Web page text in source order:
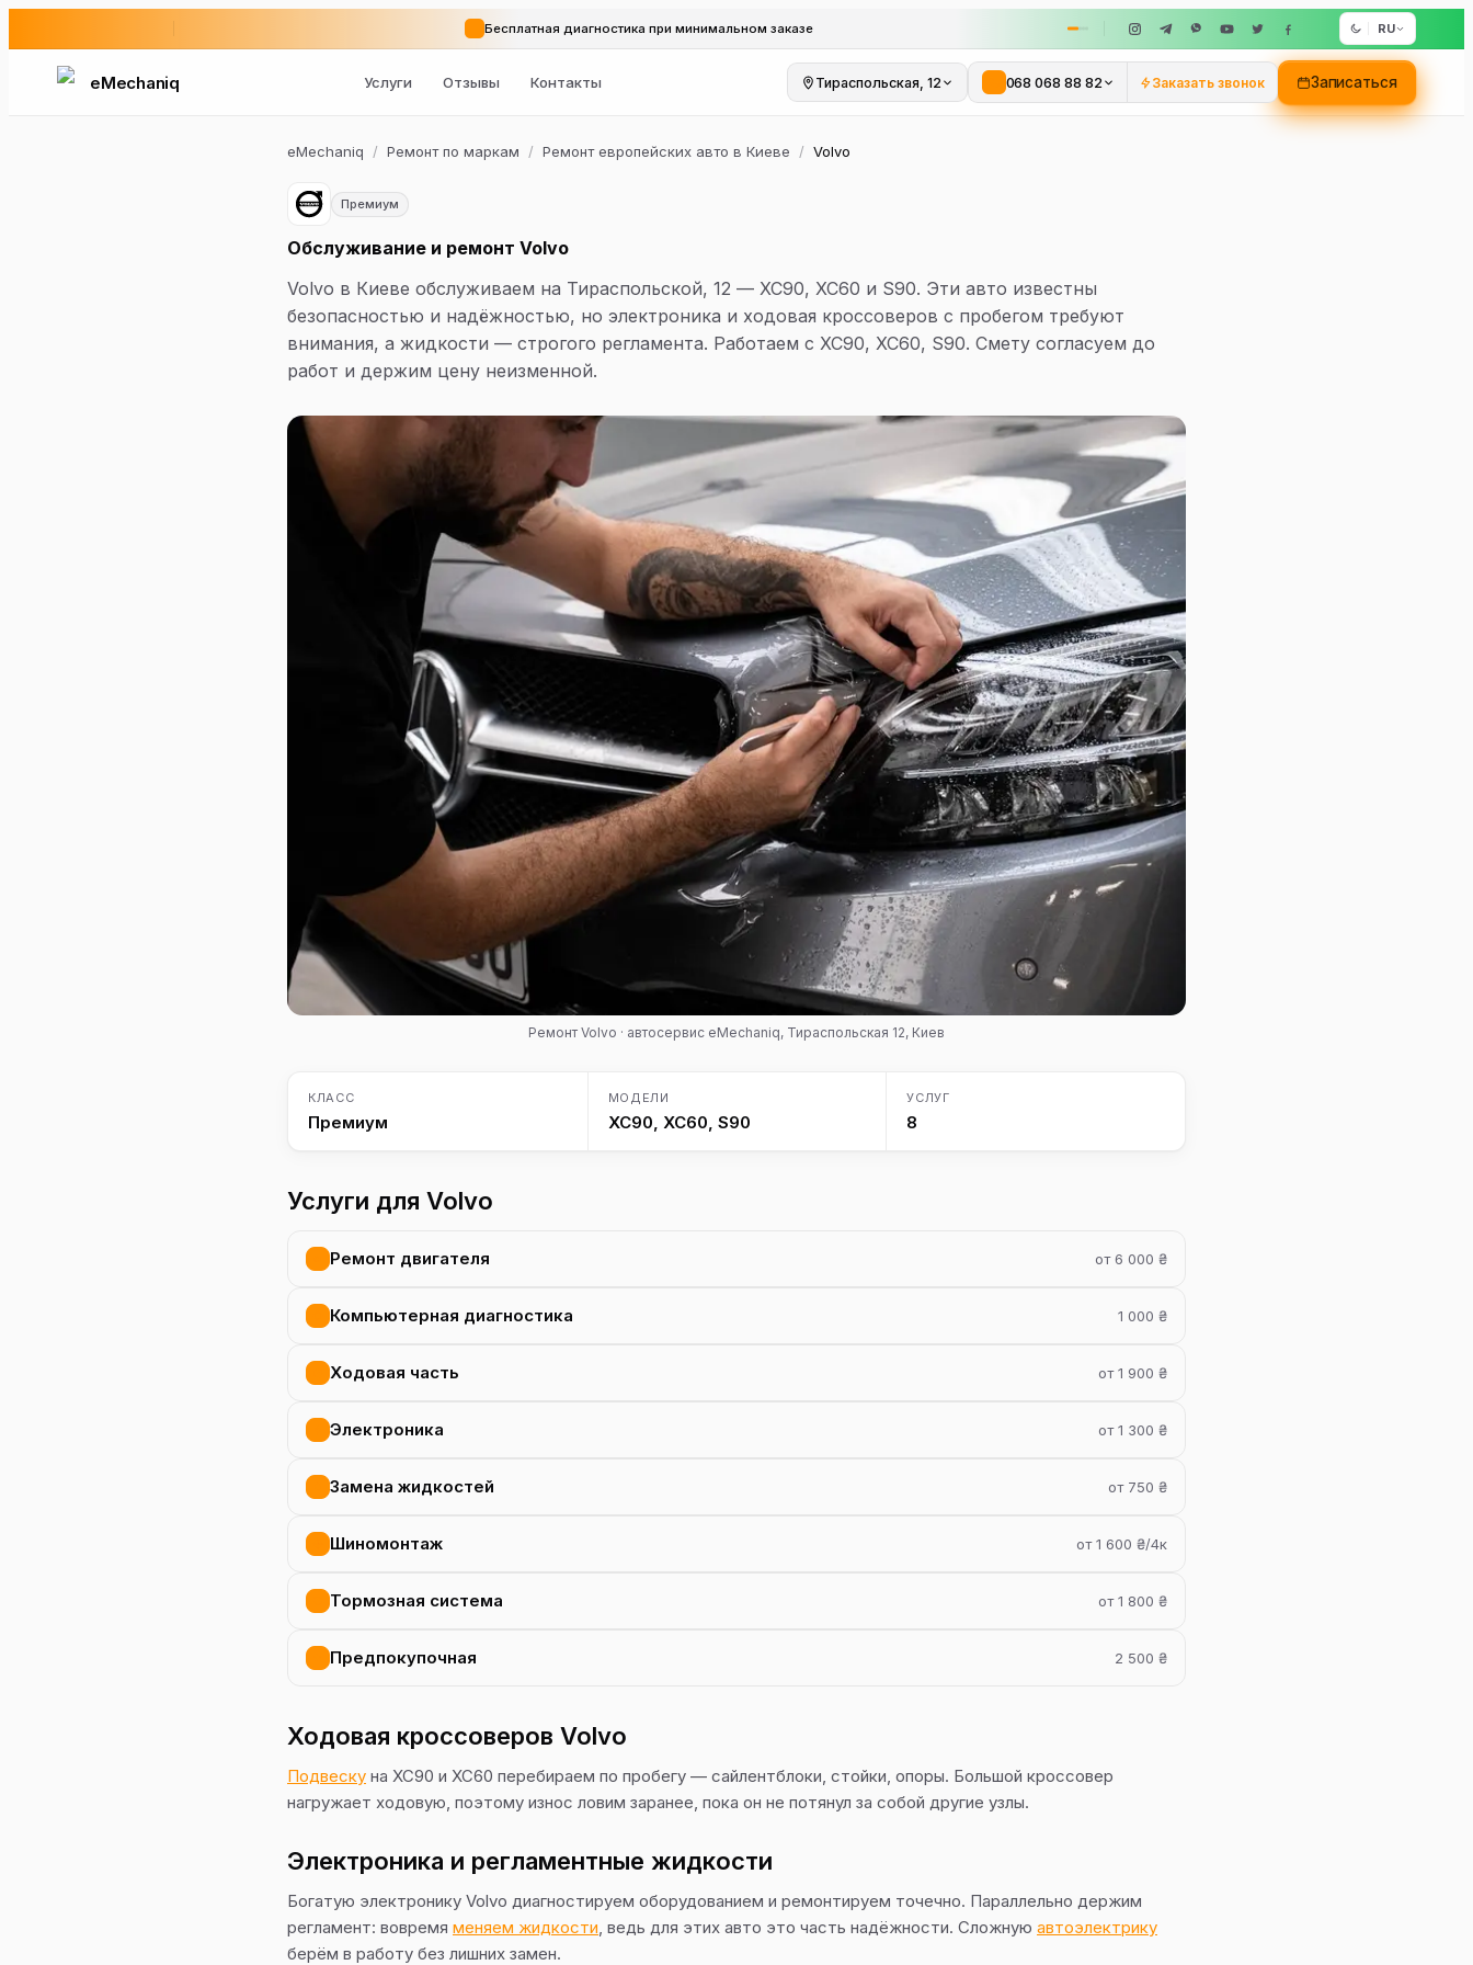
Бесплатная диагностика при минимальном заказе RU
eMechaniq Услуги Отзывы Контакты Тираспольская, 12 068 068 88 82 Заказать звонок Записаться
eMechaniq / Ремонт по маркам / Ремонт европейских авто в Киеве / Volvo
Премиум
Обслуживание и ремонт Volvo
Volvo в Киеве обслуживаем на Тираспольской, 12 — XC90, XC60 и S90. Эти авто известны
безопасностью и надёжностью, но электроника и ходовая кроссоверов с пробегом требуют
внимания, а жидкости — строгого регламента. Работаем с XC90, XC60, S90. Смету согласуем до
работ и держим цену неизменной.
Ремонт Volvo · автосервис eMechaniq, Тираспольская 12, Киев
КЛАСС
Премиум
МОДЕЛИ
XC90, XC60, S90
УСЛУГ
8
Услуги для Volvo
Ремонт двигателя от 6 000 ₴
Компьютерная диагностика 1 000 ₴
Ходовая часть от 1 900 ₴
Электроника от 1 300 ₴
Замена жидкостей от 750 ₴
Шиномонтаж от 1 600 ₴/4к
Тормозная система от 1 800 ₴
Предпокупочная 2 500 ₴
Ходовая кроссоверов Volvo
Подвеску на XC90 и XC60 перебираем по пробегу — сайлентблоки, стойки, опоры. Большой кроссовер
нагружает ходовую, поэтому износ ловим заранее, пока он не потянул за собой другие узлы.
Электроника и регламентные жидкости
Богатую электронику Volvo диагностируем оборудованием и ремонтируем точечно. Параллельно держим
регламент: вовремя меняем жидкости , ведь для этих авто это часть надёжности. Сложную автоэлектрику
берём в работу без лишних замен.